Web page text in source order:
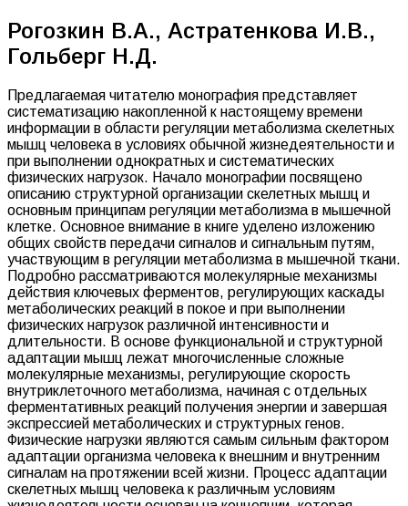
Рогозкин В.А., Астратенкова И.В.,
Гольберг Н.Д.
Предлагаемая читателю монография представляет
систематизацию накопленной к настоящему времени
информации в области регуляции метаболизма скелетных
мышц человека в условиях обычной жизнедеятельности и
при выполнении однократных и систематических
физических нагрузок. Начало монографии посвящено
описанию структурной организации скелетных мышц и
основным принципам регуляции метаболизма в мышечной
клетке. Основное внимание в книге уделено изложению
общих свойств передачи сигналов и сигнальным путям,
участвующим в регуляции метаболизма в мышечной ткани.
Подробно рассматриваются молекулярные механизмы
действия ключевых ферментов, регулирующих каскады
метаболических реакций в покое и при выполнении
физических нагрузок различной интенсивности и
длительности. В основе функциональной и структурной
адаптации мышц лежат многочисленные сложные
молекулярные механизмы, регулирующие скорость
внутриклеточного метаболизма, начиная с отдельных
ферментативных реакций получения энергии и завершая
экспрессией метаболических и структурных генов.
Физические нагрузки являются самым сильным фактором
адаптации организма человека к внешним и внутренним
сигналам на протяжении всей жизни. Процесс адаптации
скелетных мышц человека к различным условиям